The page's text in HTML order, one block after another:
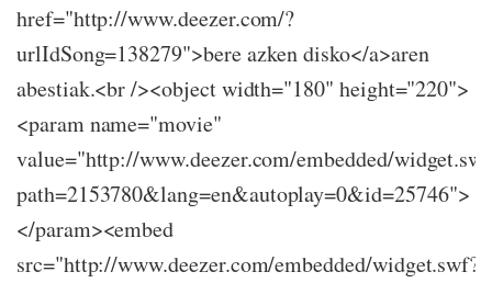
href="http://www.deezer.com/?
urlIdSong=138279">bere azken disko</a>aren
abestiak.<br /><object width="180" height="220">
<param name="movie"
value="http://www.deezer.com/embedded/
path=2153780&lang=en&autoplay=0&id=25746">
</param><embed
src="http://www.deezer.com/embedded/widget.swf?